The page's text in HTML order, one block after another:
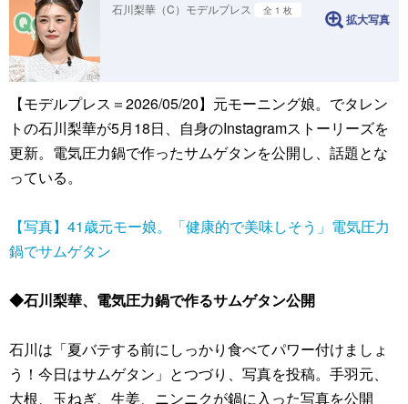
石川梨華（C）モデルプレス 全 1 枚
拡大写真
【モデルプレス＝2026/05/20】元モーニング娘。でタレン
トの石川梨華が5月18日、自身のInstagramストーリーズを
更新。電気圧力鍋で作ったサムゲタンを公開し、話題とな
っている。
【写真】41歳元モー娘。「健康的で美味しそう」電気圧力
鍋でサムゲタン
◆石川梨華、電気圧力鍋で作るサムゲタン公開
石川は「夏バテする前にしっかり食べてパワー付けましょ
う！今日はサムゲタン」とつづり、写真を投稿。手羽元、
大根、玉ねぎ、生姜、ニンニクが鍋に入った写真を公開